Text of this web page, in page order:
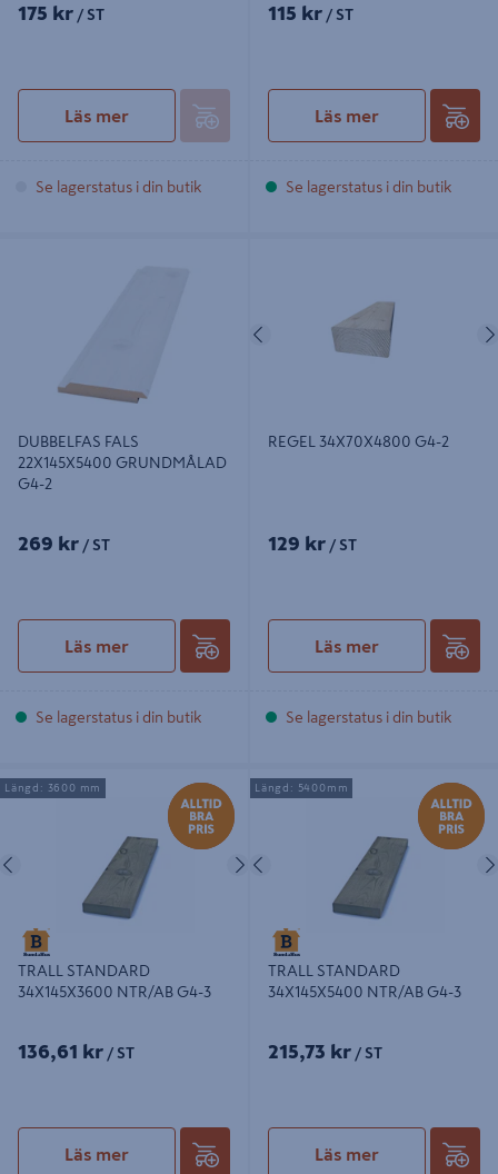
175 kr / ST
Läs mer
Se lagerstatus i din butik
115 kr / ST
Läs mer
Se lagerstatus i din butik
DUBBELFAS FALS
22X145X5400 GRUNDMÅLAD
G4-2
269 kr / ST
Läs mer
Se lagerstatus i din butik
Föregående
REGEL 34X70X4800 G4-2
129 kr / ST
Läs mer
Se lagerstatus i din butik
TRALL STANDARD 34X145X3600
NTR/AB G4-3
Nästa
TRALL STANDARD
34X145X3600 NTR/AB G4-3
136,61 kr / ST
Läs mer
Längd: 3600 mm
TRALL STANDARD 34X145X5400
NTR/AB G4-3
TRALL STANDARD
34X145X5400 NTR/AB G4-3
215,73 kr / ST
Läs mer
Längd: 5400mm